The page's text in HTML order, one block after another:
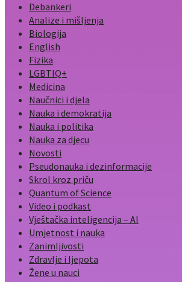
Debankeri
Analize i mišljenja
Biologija
English
Fizika
LGBTIQ+
Medicina
Naučnici i djela
Nauka i demokratija
Nauka i politika
Nauka za djecu
Novosti
Pseudonauka i dezinformacije
Skrol kroz priču
Quantum of Science
Video i podkast
Vještačka inteligencija – AI
Umjetnost i nauka
Zanimljivosti
Zdravlje i ljepota
Žene u nauci